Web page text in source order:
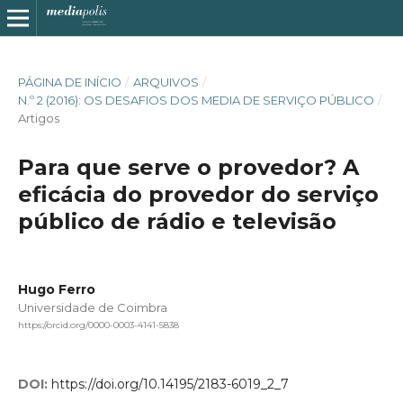
PÁGINA DE INÍCIO / ARQUIVOS /
N.º 2 (2016): OS DESAFIOS DOS MEDIA DE SERVIÇO PÚBLICO /
Artigos
Para que serve o provedor? A
eficácia do provedor do serviço
público de rádio e televisão
Hugo Ferro
Universidade de Coimbra
https://orcid.org/0000-0003-4141-5838
DOI: https://doi.org/10.14195/2183-6019_2_7